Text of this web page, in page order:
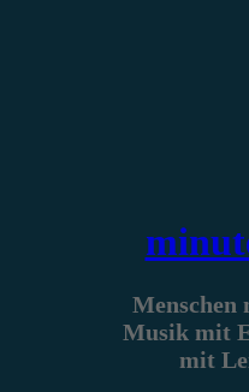
Menschen
Musik mit
mit